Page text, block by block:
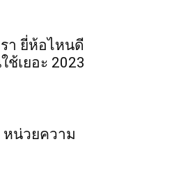
า ยี่ห้อไหนดี
เยอะ 2023
หน่วยความ